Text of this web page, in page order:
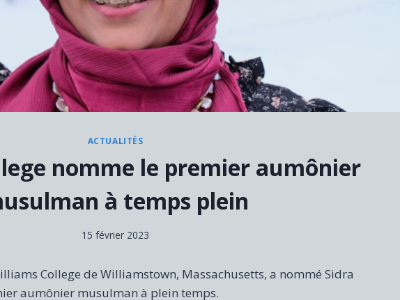
ACTUALITÉS
nomme le premier aumônier
à temps plein
15 février 2023
College de Williamstown, Massachusetts, a nommé Sidra
aumônier musulman à plein temps.